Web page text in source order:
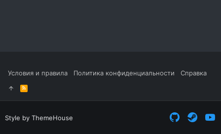
Условия и правила Политика конфиденциальности Справка
R
S
S
Style by ThemeHouse